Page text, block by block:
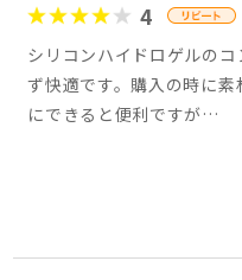
4
シリコンハイドロゲルの
ず快適です。購入の時に
にできると便利ですが…